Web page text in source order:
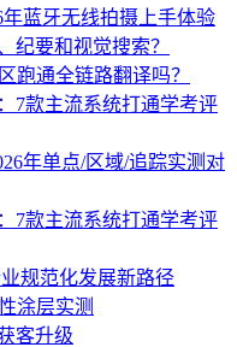
蓝牙无线拍摄上手体验
纪要和视觉搜索？
跑通全链路翻译吗？
7款主流系统打通学考评
年单点/区域/追踪实测对
7款主流系统打通学考评
规范化发展新路径
涂层实测
客升级